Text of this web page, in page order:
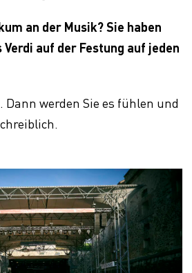
an der Musik? Sie haben
auf der Festung auf jeden
Dann werden Sie es fühlen und